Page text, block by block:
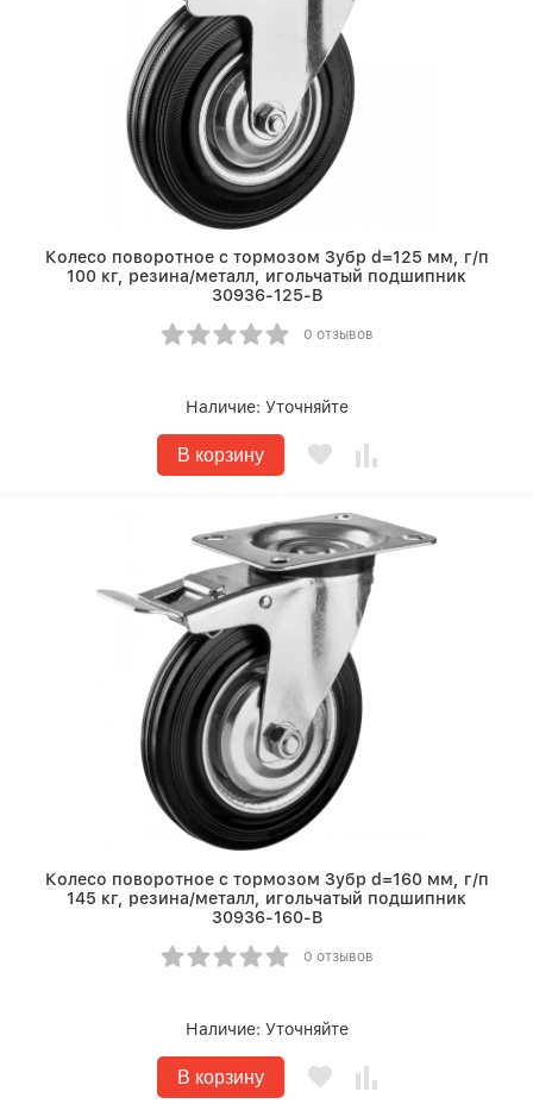
Колесо поворотное c тормозом Зубр d=125 мм, г/п
100 кг, резина/металл, игольчатый подшипник
30936-125-B
0 отзывов
Наличие: Уточняйте
В корзину
Колесо поворотное c тормозом Зубр d=160 мм, г/п
145 кг, резина/металл, игольчатый подшипник
30936-160-B
0 отзывов
Наличие: Уточняйте
В корзину